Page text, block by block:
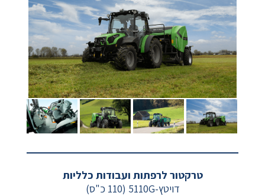
טרקטור לרפתות ועבודות כלליות
דויטץ-5110G (110 כ"ס)